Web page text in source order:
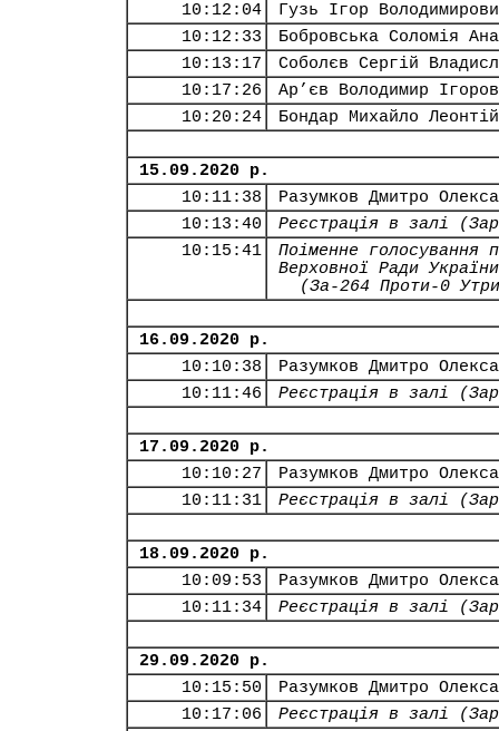
10:12:04
Гузь Ігор
10:12:33
Бобровська Соломія
10:13:17
Соболєв Сергій
10:17:26
Ар’єв Володимир
10:20:24
Бондар Михайло
15.09.2020 р.
10:11:38
Разумков Дмитро
10:13:40
Реєстрація в залі
10:15:41
Поіменне голосування
Верховної Ради
(За-264 Проти-0
16.09.2020 р.
10:10:38
Разумков Дмитро
10:11:46
Реєстрація в залі
17.09.2020 р.
10:10:27
Разумков Дмитро
10:11:31
Реєстрація в залі
18.09.2020 р.
10:09:53
Разумков Дмитро
10:11:34
Реєстрація в залі
29.09.2020 р.
10:15:50
Разумков Дмитро
10:17:06
Реєстрація в залі